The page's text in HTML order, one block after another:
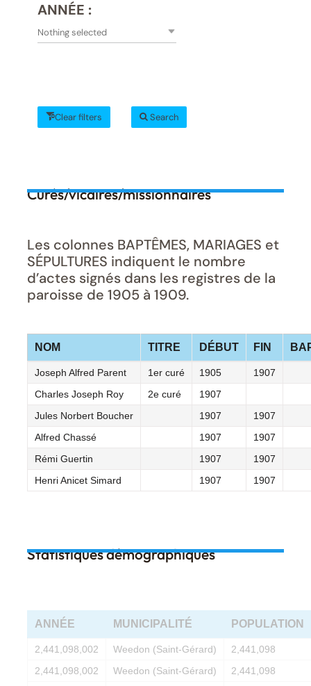
ANNÉE :
Nothing selected
Clear filters Search
Curés/vicaires/missionnaires
Les colonnes BAPTÊMES, MARIAGES et
SÉPULTURES indiquent le nombre
d’actes signés dans les registres de la
paroisse de 1905 à 1909.
NOM TITRE DÉBUT FIN
Joseph Alfred Parent 1er curé 1905
1907
Charles Joseph Roy
2e curé
1907
Jules Norbert Boucher
1907
1907
Alfred Chassé
1907
1907
Rémi Guertin
1907
1907
Henri Anicet Simard
1907 1907
Statistiques démographiques
ANNÉE MUNICIPALITÉ POPULATION
2,441,098,002 Weedon (Saint-Gérard)
2,441,098
2,441,098,002
Weedon (Saint-Gérard)
2,441,098